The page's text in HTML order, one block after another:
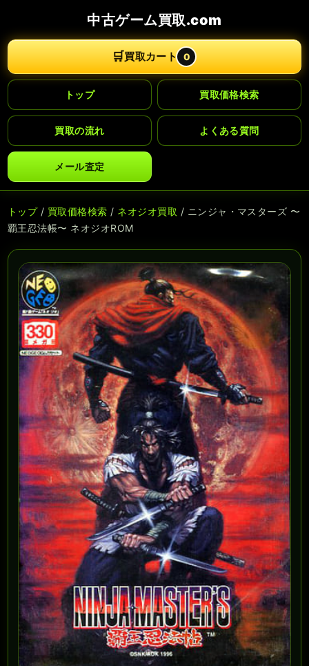
中古ゲーム買取.com
🛒買取カート 0
トップ 買取価格検索
買取の流れ よくある質問
メール査定
トップ/ 買取価格検索 / ネオジオ買取 / ニンジャ・マスターズ 〜
覇王忍法帳〜 ネオジオROM